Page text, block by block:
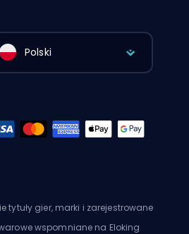
Polski
tytuły gier, marki i zarejestrowane
wspomniane na Eloking